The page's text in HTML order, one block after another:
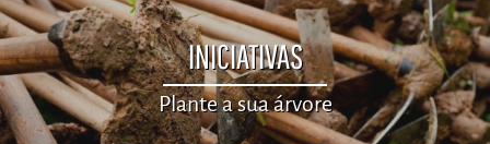
INICIATIVAS
Plante a sua árvore